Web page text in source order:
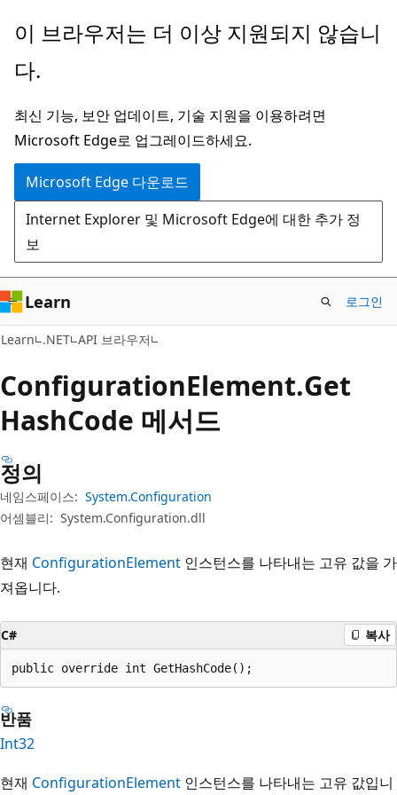
주
콘
츠
로
건
너
뛰
기
페
지
탐
색
으
로
건
너
뛰
기
이 브라우저는 더 이상 지원되지 않습니
다.
최신 기능, 보안 업데이트, 기술 지원을 이용하려면
Microsoft Edge로 업그레이드하세요.
Microsoft Edge 다운로드
Internet Explorer 및 Microsoft Edge에 대한 추가 정
보
Learn 로그인
Learn .NET API 브라우저
ConfigurationElement.Get
HashCode 메서드
정의
네임스페이스: System.Configuration
어셈블리: System.Configuration.dll
현재 ConfigurationElement 인스턴스를 나타내는 고유 값을 가
져옵니다.
C# 복사
public override int GetHashCode();
반품
Int32
현재 ConfigurationElement 인스턴스를 나타내는 고유 값입니